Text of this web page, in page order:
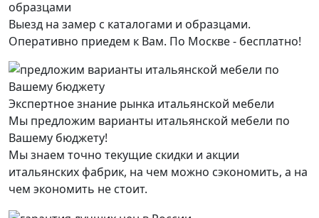
Выезд на замер с каталогами и образцами.
Оперативно приедем к Вам. По Москве - бесплатно!
Экспертное знание рынка итальянской мебели
Мы предложим варианты итальянской мебели по
Вашему бюджету!
Мы знаем точно текущие скидки и акции
итальянских фабрик, на чем можно сэкономить, а на
чем экономить не стоит.